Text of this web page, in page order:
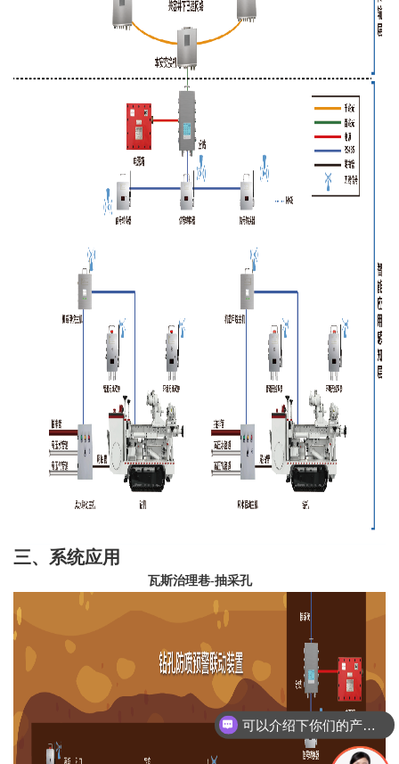
三、系统应用
瓦斯治理巷-抽采孔
可以介绍下你们的产品么